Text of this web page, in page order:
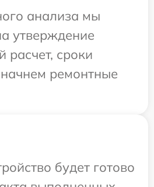
анализа мы
утверждение
расчет, сроки
ремонтные
будет готово